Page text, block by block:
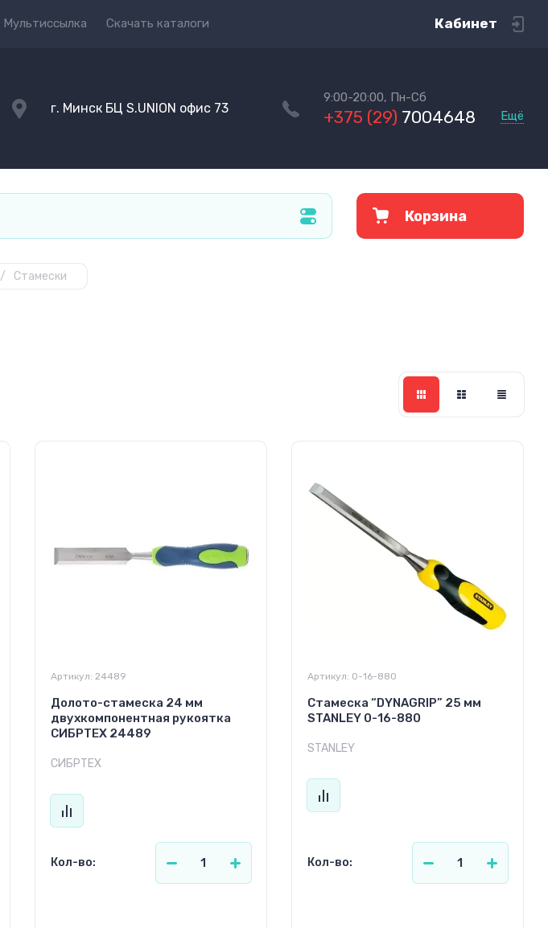
Мультиссылка Скачать каталоги Кабинет
г. Минск БЦ S.UNION офис 73
9:00-20:00, Пн-Сб
+375 (29) 7004648 Ещё
Корзина
/ Стамески
Артикул: 24489
Долото-стамеска 24 мм
двухкомпонентная рукоятка
СИБРТЕХ 24489
СИБРТЕХ
Кол-во:
Артикул: 0-16-880
Стамеска “DYNAGRIP” 25 мм
STANLEY 0-16-880
STANLEY
Кол-во: